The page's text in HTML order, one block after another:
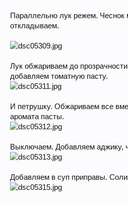
Параллельно лук режем. Чеснок
откладываем.
Лук обжариваем до
добавляем томатную пасту.
И петрушку. Обжариваем все
аромата пасты.
Выключаем. Добавляем аджику,
Добавляем в суп приправы.